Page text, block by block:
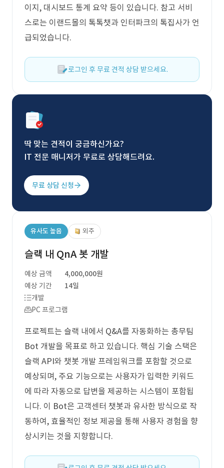
이지, 대시보드 통계 요약 등이 있습니다. 참고 서비
스로는 이랜드몰의 톡톡챗과 인터파크의 톡집사가 언
급되었습니다.
로그인 후 무료 견적 상담 받으세요.
딱 맞는 견적이 궁금하신가요?
IT 전문 매니저가 무료로 상담해드려요.
무료 상담 신청
유사도 높음 외주
슬랙 내 QnA 봇 개발
예상 금액
4,000,000원
예상 기간
14일
개발
PC 프로그램
프로젝트는 슬랙 내에서 Q&A를 자동화하는 총무팀
Bot 개발을 목표로 하고 있습니다. 핵심 기술 스택은
슬랙 API와 챗봇 개발 프레임워크를 포함할 것으로
예상되며, 주요 기능으로는 사용자가 입력한 키워드
에 따라 자동으로 답변을 제공하는 시스템이 포함됩
니다. 이 Bot은 고객센터 챗봇과 유사한 방식으로 작
동하여, 효율적인 정보 제공을 통해 사용자 경험을 향
상시키는 것을 지향합니다.